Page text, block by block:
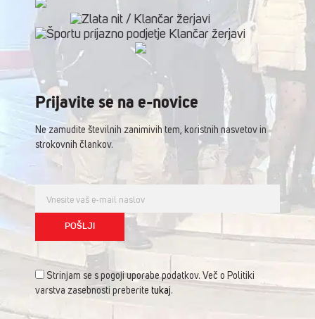
Prijavite se na e-novice
Ne zamudite številnih zanimivih tem, koristnih nasvetov in
strokovnih člankov.
Strinjam se s pogoji uporabe podatkov. Več o Politiki
varstva zasebnosti preberite tukaj.